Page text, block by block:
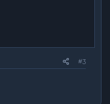
#3